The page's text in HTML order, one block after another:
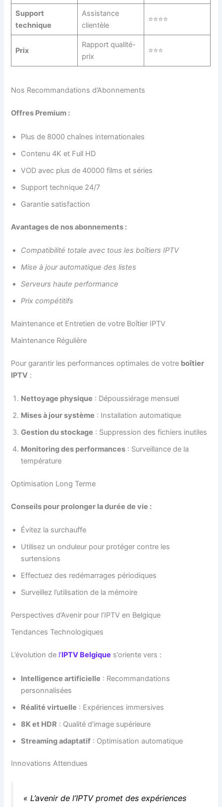
Support
technique
Assistance
clientèle
⭐⭐⭐⭐
Prix
Rapport qualité-
prix
⭐⭐⭐
Nos Recommandations d’Abonnements
Offres Premium :
Plus de 8000 chaînes internationales
Contenu 4K et Full HD
VOD avec plus de 40000 films et séries
Support technique 24/7
Garantie satisfaction
Avantages de nos abonnements :
Compatibilité totale avec tous les boîtiers IPTV
Mise à jour automatique des listes
Serveurs haute performance
Prix compétitifs
Maintenance et Entretien de votre Boîtier IPTV
Maintenance Régulière
Pour garantir les performances optimales de votre boîtier
IPTV :
Nettoyage physique : Dépoussiérage mensuel
Mises à jour système : Installation automatique
Gestion du stockage : Suppression des fichiers inutiles
Monitoring des performances : Surveillance de la
température
Optimisation Long Terme
Conseils pour prolonger la durée de vie :
Évitez la surchauffe
Utilisez un onduleur pour protéger contre les
surtensions
Effectuez des redémarrages périodiques
Surveillez l’utilisation de la mémoire
Perspectives d’Avenir pour l’IPTV en Belgique
Tendances Technologiques
L’évolution de l’IPTV Belgique s’oriente vers :
Intelligence artificielle : Recommandations
personnalisées
Réalité virtuelle : Expériences immersives
8K et HDR : Qualité d’image supérieure
Streaming adaptatif : Optimisation automatique
Innovations Attendues
« L’avenir de l’IPTV promet des expériences